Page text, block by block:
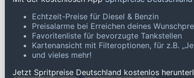
Echtzeit-Preise für Diesel & Benzin
Preisalarme bei Erreichen deines
Favoritenliste für bevorzugte Tankstellen
Kartenansicht mit Filteroptionen, für z.B.
und vieles mehr!
Jetzt Spritpreise Deutschland kostenlos